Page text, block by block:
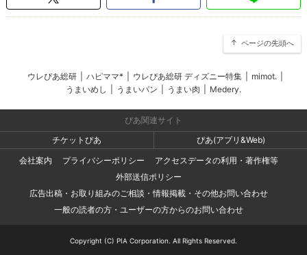
ページの先頭へ
ウレぴあ総研 ハピママ* ウレぴあ総研 ディズニー特集 mimot.
うまいめし
うまいパン うまい肉 Medery.
ぴあ関連サイト
チケットぴあ
ぴあ(アプリ&Web)
会社案内
プライバシーポリシー
アクセスデータの利用・著作権等
外部送信ポリシー
広告出稿・お取り組みのご相談・情報掲載・その他お問い合わせ
一般の読者の方・ユーザーの方からのお問い合わせ
Copyright (C) PIA Corporation. All Rights Reserved.